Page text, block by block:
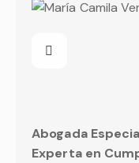
Abogada
Experta en